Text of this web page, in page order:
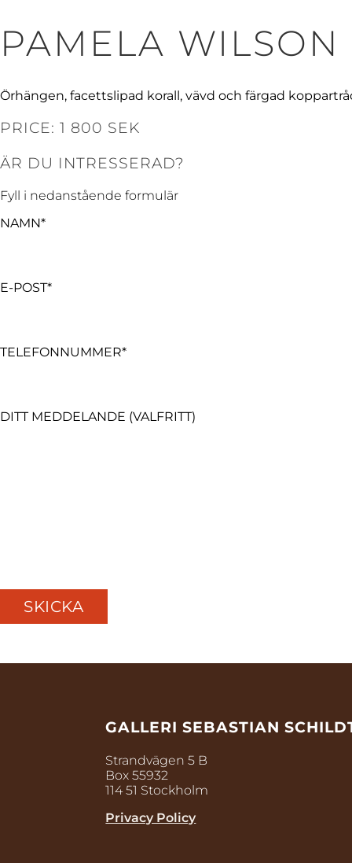
PAMELA WILSON
Örhängen, facettslipad korall, vävd och färgad
PRICE: 1 800 SEK
ÄR DU INTRESSERAD?
Fyll i nedanstående formulär
NAMN*
E-POST*
TELEFONNUMMER*
DITT MEDDELANDE (VALFRITT)
GALLERI SEBASTIAN
Strandvägen 5 B
Box 55932
114 51 Stockholm
Privacy Policy